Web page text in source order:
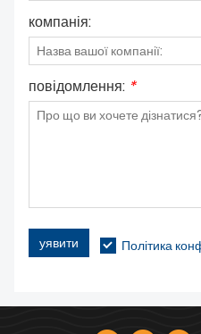
компанія:
повідомлення: *
уявити Політика